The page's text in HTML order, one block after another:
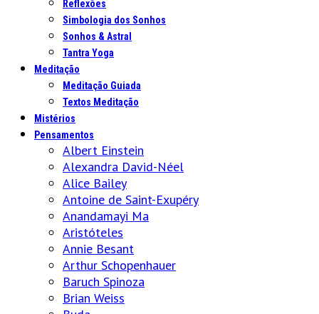
Reflexões
Simbologia dos Sonhos
Sonhos & Astral
Tantra Yoga
Meditação
Meditação Guiada
Textos Meditação
Mistérios
Pensamentos
Albert Einstein
Alexandra David-Néel
Alice Bailey
Antoine de Saint-Exupéry
Anandamayi Ma
Aristóteles
Annie Besant
Arthur Schopenhauer
Baruch Spinoza
Brian Weiss